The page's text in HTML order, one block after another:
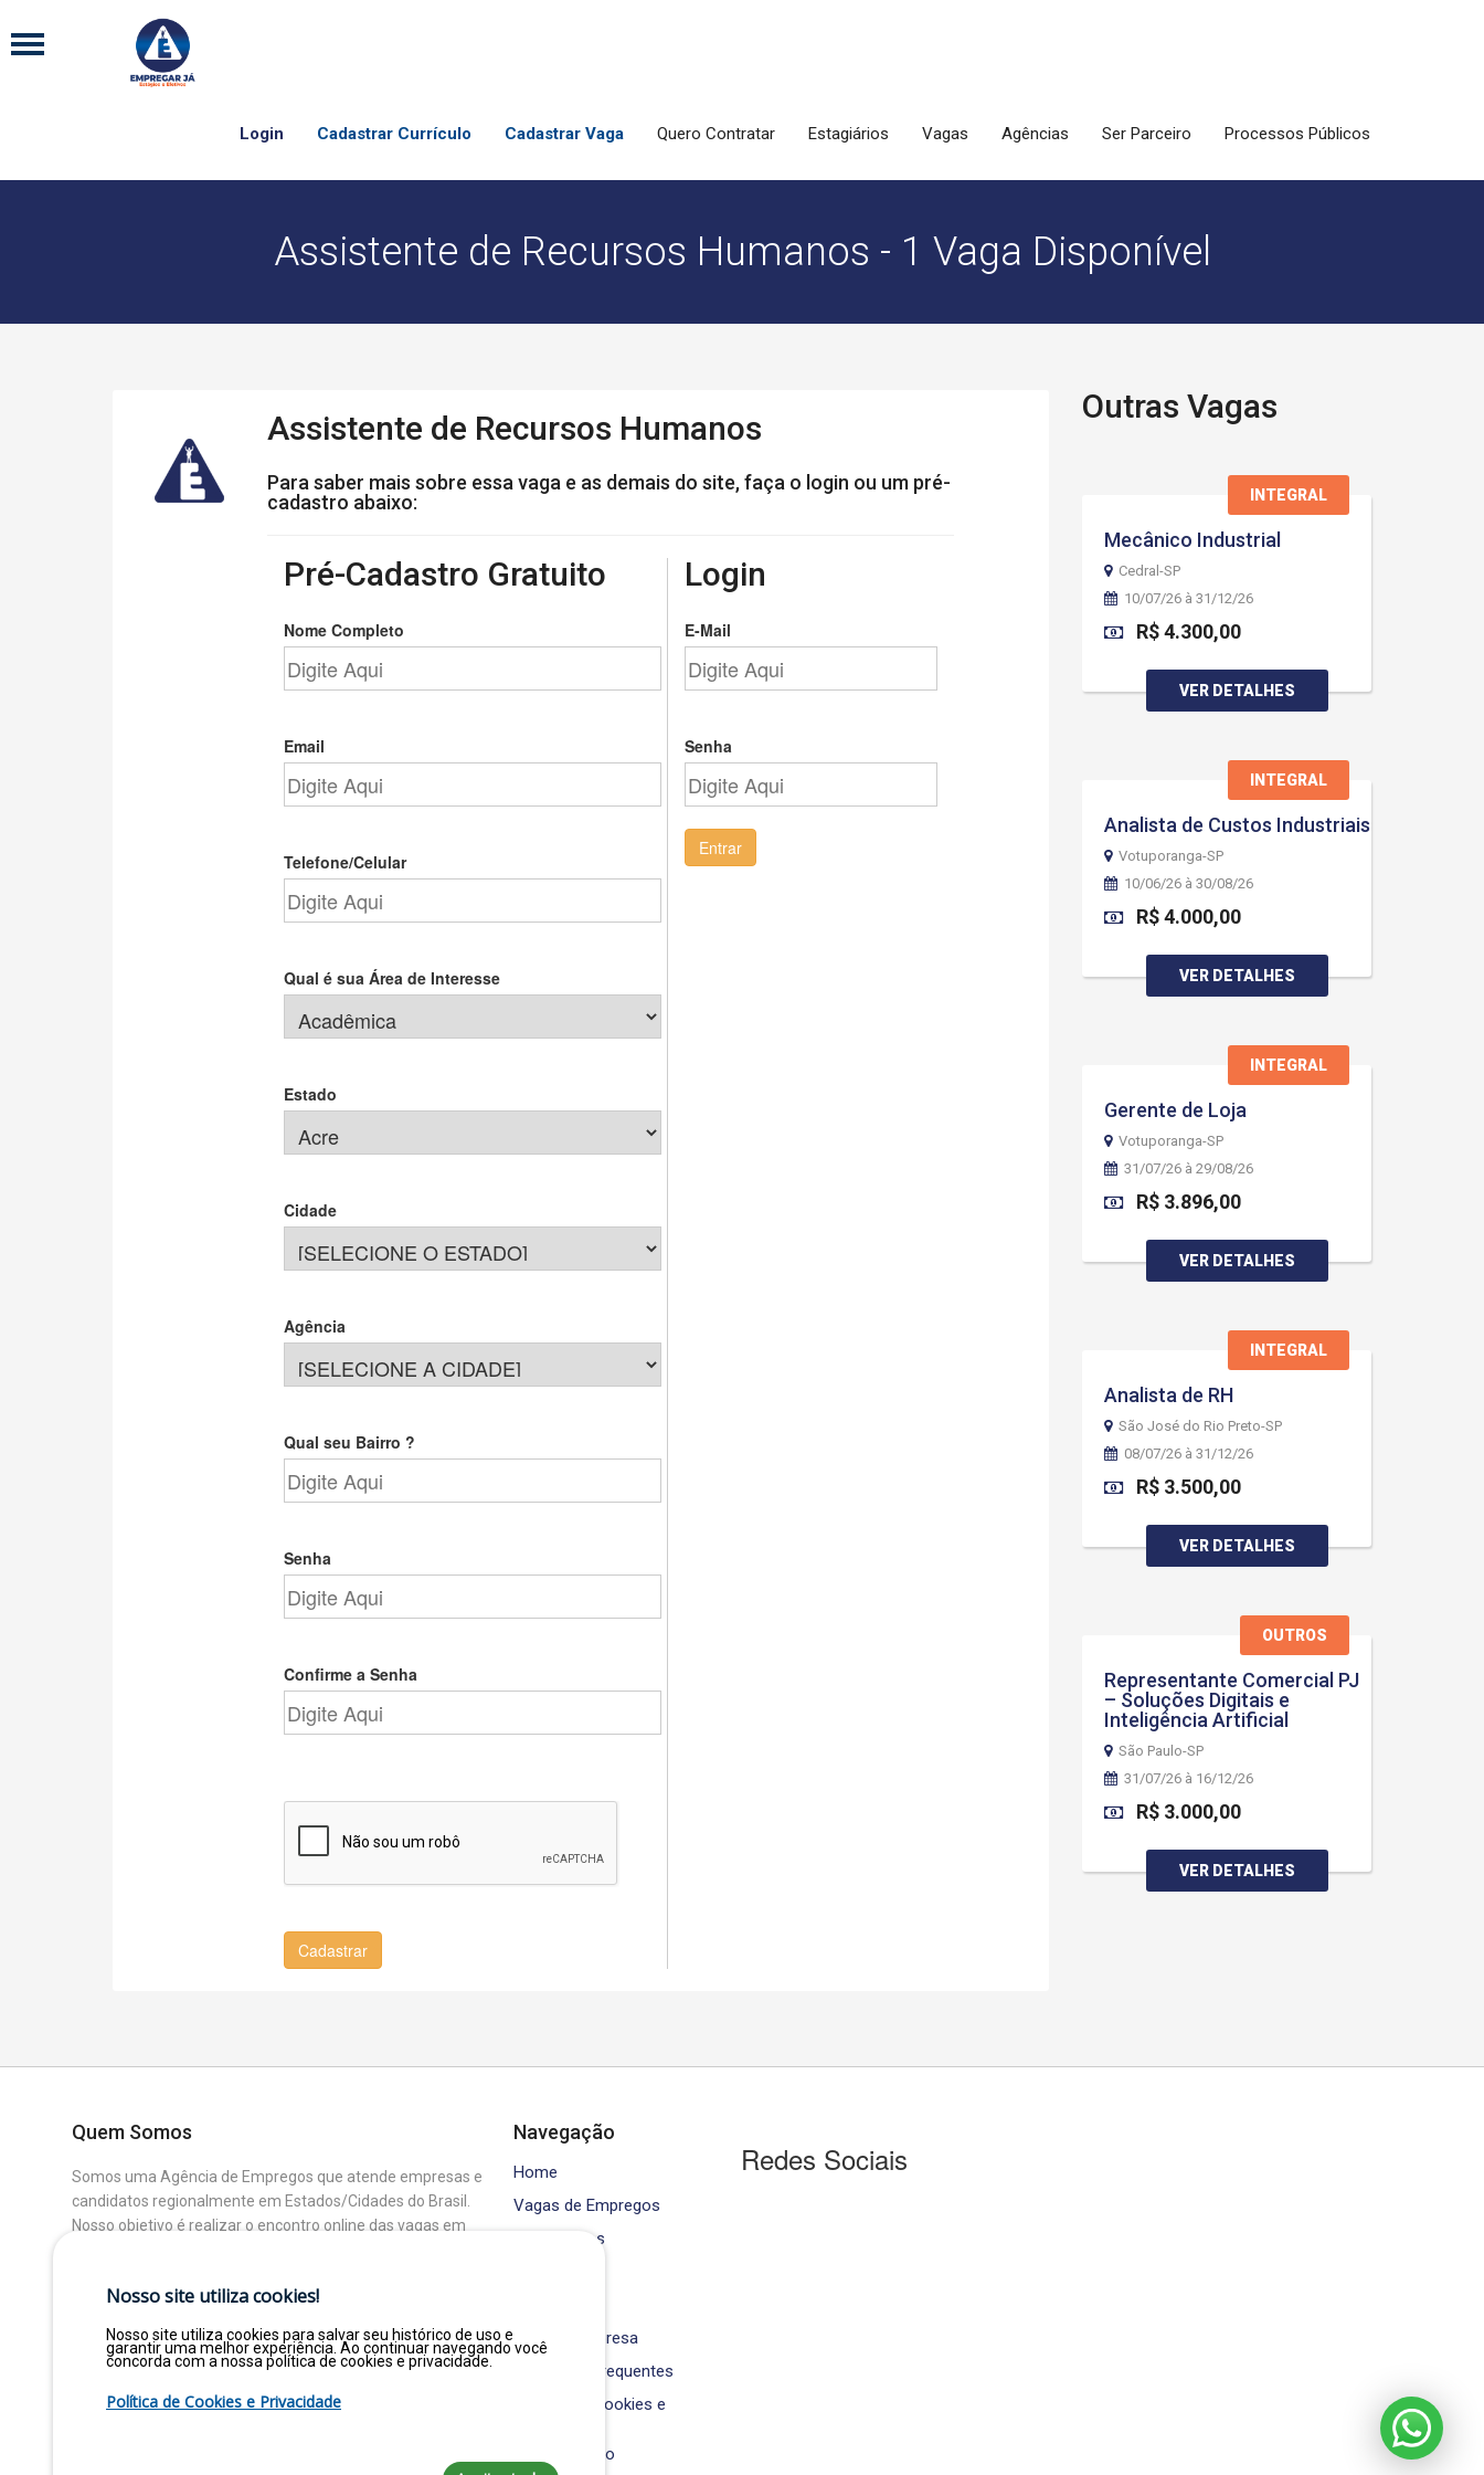
Login Cadastrar Currículo Cadastrar Vaga Quero Contratar Estagiários Vagas Agências Ser Parceiro Processos Públicos
Assistente de Recursos Humanos - 1 Vaga Disponível
Assistente de Recursos Humanos
Para saber mais sobre essa vaga e as demais do site, faça o login ou um pré-
cadastro abaixo:
Pré-Cadastro Gratuito
Nome Completo
Email
Telefone/Celular
Qual é sua Área de Interesse
Estado
Cidade
Agência
Qual seu Bairro ?
Senha
Confirme a Senha
Cadastrar
Login
E-Mail
Senha
Entrar
Outras Vagas
INTEGRAL
Mecânico Industrial
Cedral-SP
10/07/26 à 31/12/26
R$ 4.300,00
VER DETALHES
INTEGRAL
Analista de Custos Industriais
Votuporanga-SP
10/06/26 à 30/08/26
R$ 4.000,00
VER DETALHES
INTEGRAL
Gerente de Loja
Votuporanga-SP
31/07/26 à 29/08/26
R$ 3.896,00
VER DETALHES
INTEGRAL
Analista de RH
São José do Rio Preto-SP
08/07/26 à 31/12/26
R$ 3.500,00
VER DETALHES
OUTROS
Representante Comercial PJ
– Soluções Digitais e
Inteligência Artificial
São Paulo-SP
31/07/26 à 16/12/26
R$ 3.000,00
VER DETALHES
Quem Somos
Somos uma Agência de Empregos que atende empresas e
candidatos regionalmente em Estados/Cidades do Brasil.
Nosso objetivo é realizar o encontro online das vagas em
Navegação
Home
Vagas de Empregos
Contratados
Área da Empresa
Perguntas Frequentes
Política de Cookies e
Fale Conosco
Redes Sociais
Nosso site utiliza cookies!
Nosso site utiliza cookies para salvar seu histórico de uso e
garantir uma melhor experiência. Ao continuar navegando você
concorda com a nossa política de cookies e privacidade.
Política de Cookies e Privacidade